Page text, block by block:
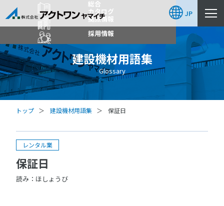
総合
カタログ
拠点情報
採用情報
JP
建設機材用語集
Glossary
トップ 建設機材用語集 保証日
レンタル業
保証日
読み：ほしょうび